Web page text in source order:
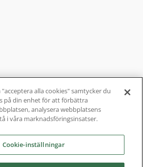
Sveriges ledande
med cirka 800 anställda och
över hela Sverige. Sedan
alla cookies" samtycker du
på din enhet för att förbättra
analysera webbplatsens
i våra marknadsföringsinsatser.
Cookie-inställningar